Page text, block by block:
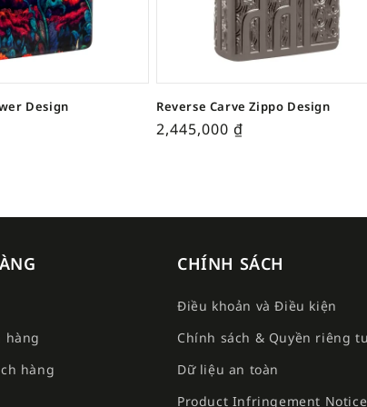
Design Reverse Carve Zippo Design
2,445,000 ₫
hàng
hàng
CHÍNH SÁCH
Điều khoản và Điều kiện
Chính sách & Quyền riêng
Dữ liệu an toàn
Product Infringement Notice